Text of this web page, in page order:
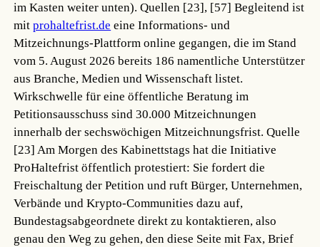
im Kasten weiter unten).Quellen [23], [57] Begleitend ist
mitprohaltefrist.de eine Informations- und
Mitzeichnungs-Plattform online gegangen, die im Stand
vom 5. August 2026 bereits 186 namentliche Unterstützer
aus Branche, Medien und Wissenschaft listet.
Wirkschwelle für eine öffentliche Beratung im
Petitionsausschuss sind 30.000 Mitzeichnungen
innerhalb der sechswöchigen Mitzeichnungsfrist.Quelle
[23] Am Morgen des Kabinettstags hat die Initiative
ProHaltefrist öffentlich protestiert: Sie fordert die
Freischaltung der Petition und ruft Bürger, Unternehmen,
Verbände und Krypto-Communities dazu auf,
Bundestagsabgeordnete direkt zu kontaktieren, also
genau den Weg zu gehen, den diese Seite mit Fax, Brief